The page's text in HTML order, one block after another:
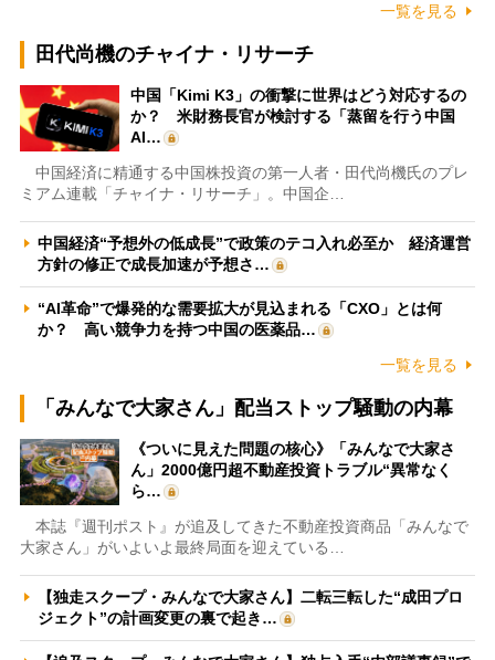
一覧を見る
田代尚機のチャイナ・リサーチ
中国「Kimi K3」の衝撃に世界はどう対応するの
か？ 米財務長官が検討する「蒸留を行う中国
AI…
中国経済に精通する中国株投資の第一人者・田代尚機氏のプレ
ミアム連載「チャイナ・リサーチ」。中国企…
中国経済“予想外の低成長”で政策のテコ入れ必至か 経済運営
方針の修正で成長加速が予想さ…
“AI革命”で爆発的な需要拡大が見込まれる「CXO」とは何
か？ 高い競争力を持つ中国の医薬品…
一覧を見る
「みんなで大家さん」配当ストップ騒動の内幕
《ついに見えた問題の核心》「みんなで大家さ
ん」2000億円超不動産投資トラブル“異常なく
ら…
本誌『週刊ポスト』が追及してきた不動産投資商品「みんなで
大家さん」がいよいよ最終局面を迎えている…
【独走スクープ・みんなで大家さん】二転三転した“成田プロ
ジェクト”の計画変更の裏で起き…